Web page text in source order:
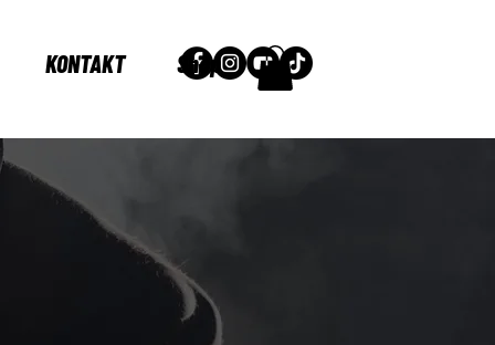
KONTAKT Shop